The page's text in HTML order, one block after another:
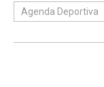
Agenda Deportiva